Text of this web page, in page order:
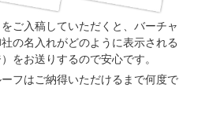
ご入稿していただくと、バーチャ
の名入れがどのように表示される
をお送りするので安心です。
フはご納得いただけるまで何度で